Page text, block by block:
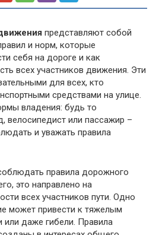
представляют собой
и норм, которые
себя на дороге и как
всех участников движения. Эти
для всех, кто
средствами на улице.
владения: будь то
велосипедист или пассажир –
и уважать правила
правила дорожного
это направлено на
всех участников пути. Одно
может привести к тяжелым
или даже гибели. Правила